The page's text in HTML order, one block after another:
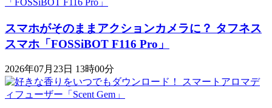
スマホがそのままアクションカメラに？ タフネス
スマホ「FOSSiBOT F116 Pro」
2026年07月23日 13時00分